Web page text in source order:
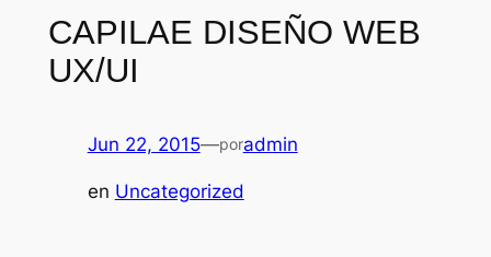
CAPILAE DISEÑO WEB
UX/UI
Jun 22, 2015—poradmin
en Uncategorized